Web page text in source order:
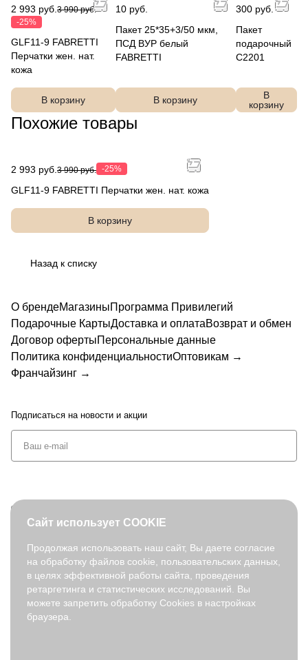
2 993 руб. 3 990 руб.
-25%
GLF11-9 FABRETTI
Перчатки жен. нат.
кожа
В корзину
10 руб.
Пакет 25*35+3/50 мкм,
ПСД ВУР белый
FABRETTI
В корзину
300 руб.
Пакет
подарочный
C2201
В
корзину
Похожие товары
2 993 руб. 3 990 руб. -25%
GLF11-9 FABRETTI Перчатки жен. нат. кожа
В корзину
Назад к списку
О брендеМагазиныПрограмма Привилегий
Подарочные КартыДоставка и оплатаВозврат и обмен
Договор офертыПерсональные данные
Политика конфиденциальностиОптовикам →
Франчайзинг →
Подписаться на новости и акции
© 2026. fabretti.ru. Все права защищены
На информационном ресурсе применяются
рекомендательные
технологии .
Все ресурсы сайта fabretti.ru, включая (но не ограничиваясь)
Сайт использует COOKIE
Продолжая использовать наш сайт, Вы даете согласие
на обработку файлов cookie, пользовательских данных,
в целях эффективной работы сайта, проведения
ретаргетинга и статистических исследований. Вы
можете запретить обработку Cookies в настройках
браузера.